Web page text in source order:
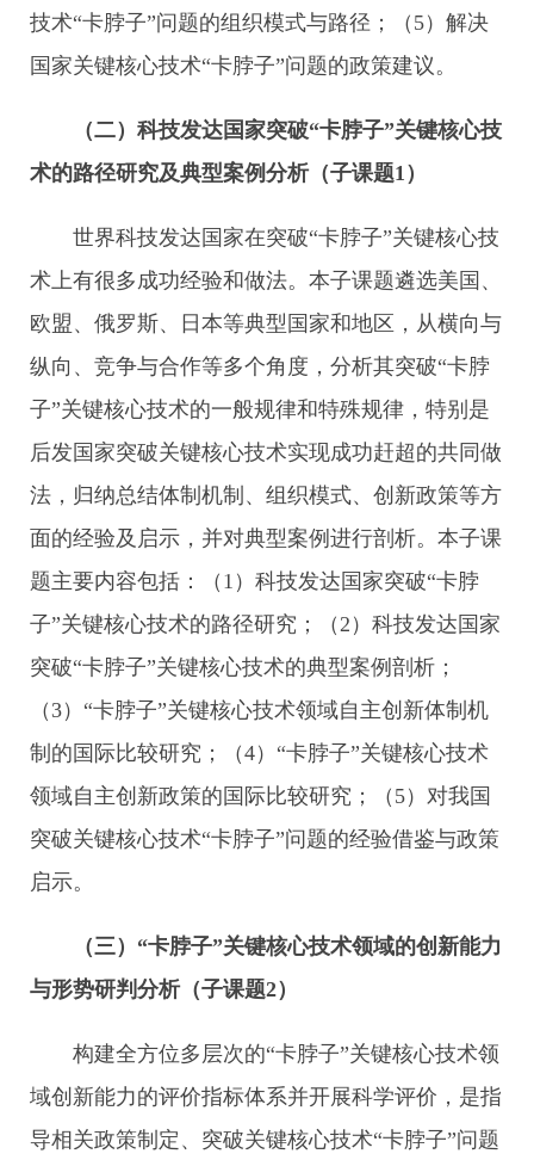
技术“卡脖子”问题的组织模式与路径；（5）解决
国家关键核心技术“卡脖子”问题的政策建议。
（二）科技发达国家突破“卡脖子”关键核心技
术的路径研究及典型案例分析（子课题1）
世界科技发达国家在突破“卡脖子”关键核心技
术上有很多成功经验和做法。本子课题遴选美国、
欧盟、俄罗斯、日本等典型国家和地区，从横向与
纵向、竞争与合作等多个角度，分析其突破“卡脖
子”关键核心技术的一般规律和特殊规律，特别是
后发国家突破关键核心技术实现成功赶超的共同做
法，归纳总结体制机制、组织模式、创新政策等方
面的经验及启示，并对典型案例进行剖析。本子课
题主要内容包括：（1）科技发达国家突破“卡脖
子”关键核心技术的路径研究；（2）科技发达国家
突破“卡脖子”关键核心技术的典型案例剖析；
（3）“卡脖子”关键核心技术领域自主创新体制机
制的国际比较研究；（4）“卡脖子”关键核心技术
领域自主创新政策的国际比较研究；（5）对我国
突破关键核心技术“卡脖子”问题的经验借鉴与政策
启示。
（三）“卡脖子”关键核心技术领域的创新能力
与形势研判分析（子课题2）
构建全方位多层次的“卡脖子”关键核心技术领
域创新能力的评价指标体系并开展科学评价，是指
导相关政策制定、突破关键核心技术“卡脖子”问题